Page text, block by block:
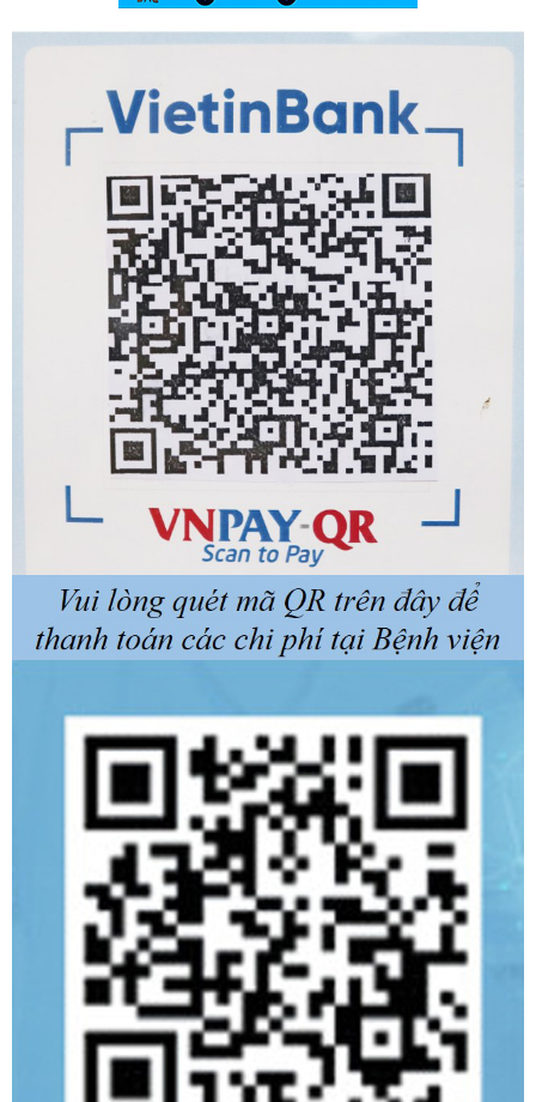
Khoa Giải phẫu bệnh
Khoa Hóa sinh
Khoa Huyết học - Truyền máu
Khoa Kiểm soát nhiễm khuẩn
Phòng Kế hoạch tổng hợp
Phòng Điều dưỡng
Phòng Tài chính kế toán
Phòng Hành chính quản trị
Phòng Vật tư - Thiết bị y tế
Phòng Tổ chức cán bộ
Phòng Quản lý chất lượng
Khoa Sơ sinh
Khoa Tai Mũi Họng
Khoa Răng Hàm Mặt
Khoa Hồi sức tích cực Nội
Khoa Y Học Cổ Truyền
Khoa Khám bệnh
Khoa Cấp cứu
Khoa Dinh dưỡng
Khoa Hoá trị can thiệp và Chăm sóc giảm nhẹ
Khoa Phẫu trị - Xạ trị & Y học hạt nhân